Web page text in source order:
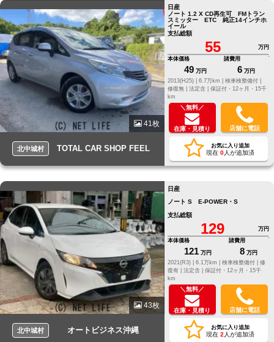
41枚
北中城村 TOTAL CAR SHOP FEEL
日産
ノート 1.2 X CD再生可 FMトラン
スミッター ETC 純正14インチホ
イール
支払総額
55
万円
本体価格
49 万円
諸費用
6 万円
2013(H25) |
6.7万km |
検車検整備付 |
修復無 | 法定含 | 保証付・12ヶ月・15千
km
＼無料／
在庫・見積り 店舗に電話
お気に入り追加
現在 0人が追加済
43枚
北中城村 オートビジネス沖縄
日産
ノート S E-POWER・S
支払総額
129
万円
本体価格
121 万円
諸費用
8 万円
2021(R3) |
6.1万km | 検車検整備付 | 修
復有 | 法定含 | 保証付・12ヶ月・15千
km
＼無料／
在庫・見積り 店舗に電話
お気に入り追加
現在 2 人が追加済